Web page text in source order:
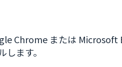
Chrome または
します。